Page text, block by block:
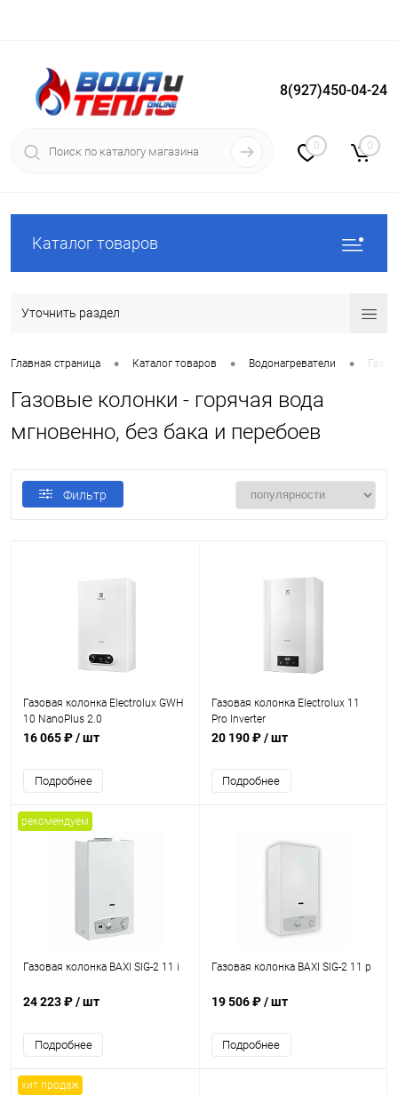
Вход Регистрация
8(927)450-04-24
0 0
Каталог товаров
Уточнить раздел
Главная страница • Каталог товаров • Водонагреватели •
Газовые колонки - горячая вода
мгновенно, без бака и перебоев
Фильтр
Газовая колонка Electrolux GWH
10 NanoPlus 2.0
16 065 ₽/ шт
Подробнее
Газовая колонка Electrolux 11
Pro Inverter
20 190 ₽/ шт
Подробнее
рекомендуем
Газовая колонка BAXI SIG-2 11 i
24 223 ₽/ шт
Подробнее
Газовая колонка BAXI SIG-2 11 p
19 506 ₽/ шт
Подробнее
хит продаж